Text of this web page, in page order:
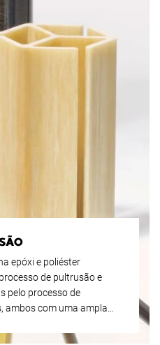
epóxi e poliéster
de pultrusão e
pelo processo de
ambos com uma ampla